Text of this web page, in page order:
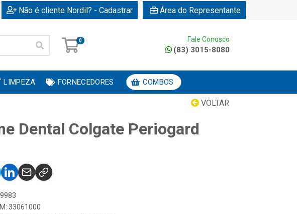
Não é cliente Nordil? - Cadastrar Área do Representante
0 Fale Conosco
(83) 3015-8080
LIMPEZA FORNECEDORES COMBOS
VOLTAR
Dental Colgate Periogard
33061000